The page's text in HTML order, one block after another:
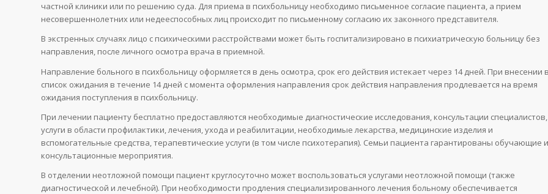
частной клиники или по решению суда. Для приема в психбольницу необходимо письменное согласие пациента, а прием
несовершеннолетних или недееспособных лиц происходит по письменному согласию их законного представителя.
В экстренных случаях лицо с психическими расстройствами может быть госпитализировано в психиатрическую больницу без
направления, после личного осмотра врача в приемной.
Направление больного в психбольницу оформляется в день осмотра, срок его действия истекает через 14 дней. При внесении
список ожидания в течение 14 дней с момента оформления направления срок действия направления продлевается на время
ожидания поступления в психбольницу.
При лечении пациенту бесплатно предоставляются необходимые диагностические исследования, консультации специалистов,
услуги в области профилактики, лечения, ухода и реабилитации, необходимые лекарства, медицинские изделия и
вспомогательные средства, терапевтические услуги (в том числе психотерапия). Семьи пациента гарантированы обучающие и
консультационные мероприятия.
В отделении неотложной помощи пациент круглосуточно может воспользоваться услугами неотложной помощи (также
диагностической и лечебной). При необходимости продления специализированного лечения больному обеспечивается